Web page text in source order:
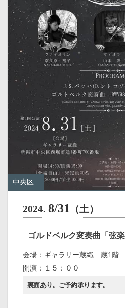
中央区
2024. 8/31 （土）
ゴルドベルク変奏曲「弦楽
会場：ギャラリー蔵織 蔵1階
開演：１５：００
裏面あり。ご予約承ります。